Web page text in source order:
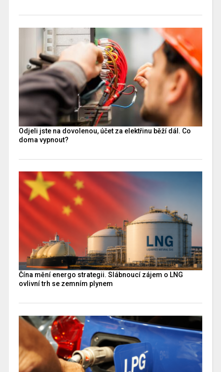
Odjeli jste na dovolenou, účet za elektřinu běží dál. Co
doma vypnout?
Čína mění energo strategii. Slábnoucí zájem o LNG
ovlivní trh se zemním plynem